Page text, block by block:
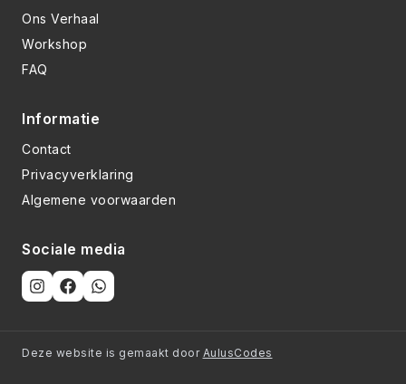
Ons Verhaal
Workshop
FAQ
Informatie
Contact
Privacyverklaring
Algemene voorwaarden
Sociale media
Deze website is gemaakt door AulusCodes